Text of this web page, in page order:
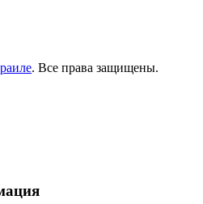
. Все права защищены.